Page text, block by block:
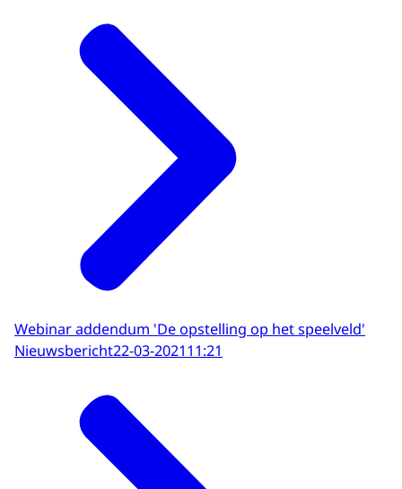
Webinar addendum 'De opstelling op het speelveld'
Nieuwsbericht22-03-202111:21